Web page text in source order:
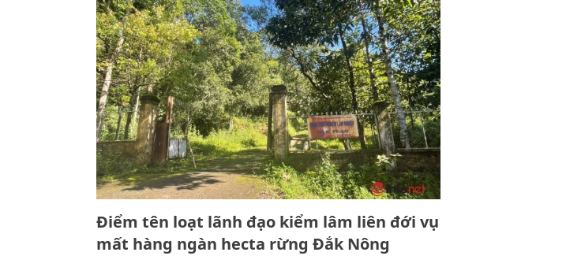
Điểm tên loạt lãnh đạo kiểm lâm liên đới vụ
mất hàng ngàn hecta rừng Đắk Nông